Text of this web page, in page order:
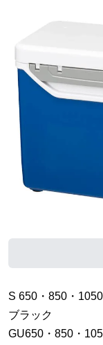
S 650・850・
ブラック
GU650・850・